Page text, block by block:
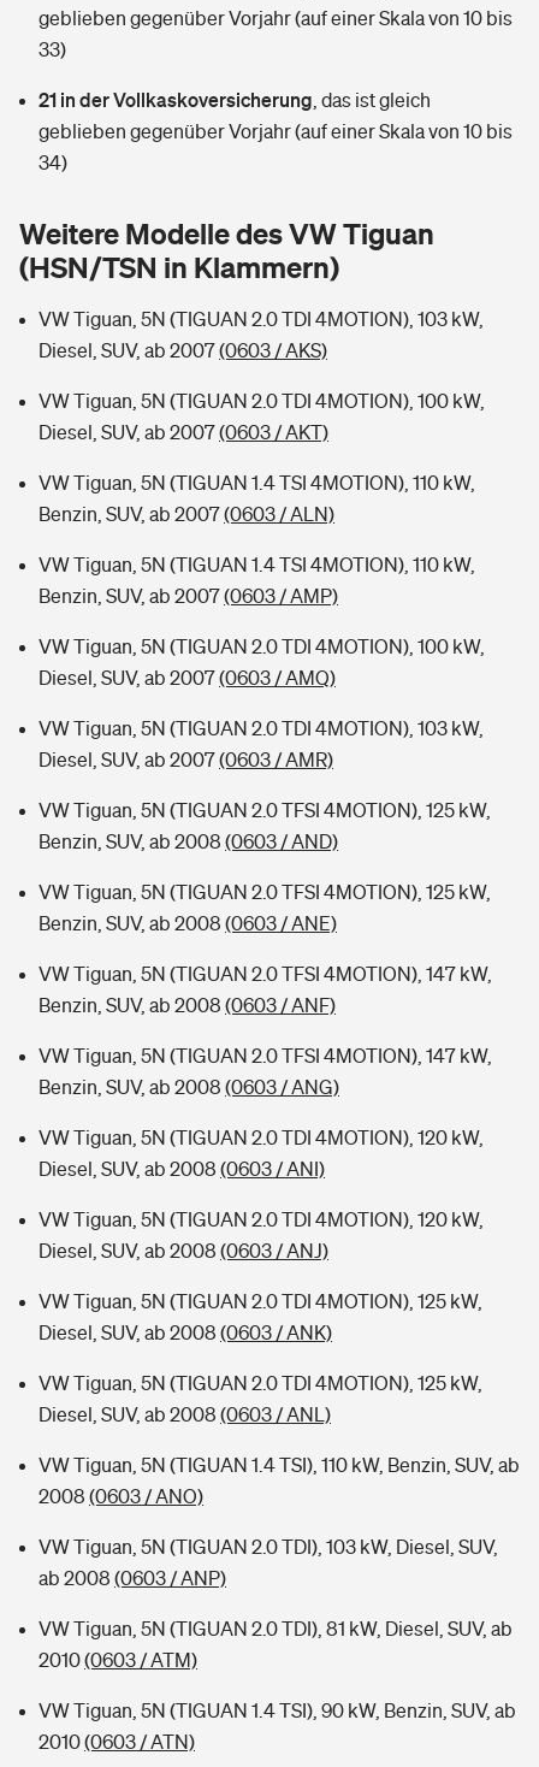
Zur Übersicht
Tools
Wer versichert was: Jetzt Versicherer finden
Sie haben Fragen?
Hundehalter-Haftpflicht
Handyversicherung
Musikinstrumentenversicherung
Zur Übersicht
Kinderunfall-Check: Mehr Sicherheit für deine Kids
Typklassen: So ist Ihr Auto eingestuft
Tools
Wer versichert was: Jetzt Versicherer finden
Sie haben Fragen?
Rentenrechner: Wie viel Geld bekomme ich im Alter?
geblieben gegenüber Vorjahr (auf einer Skala von 10 bis
33)
21 in der Vollkaskoversicherung das ist gleich
geblieben gegenüber Vorjahr (auf einer Skala von 10 bis
34)
Weitere Modelle des VW Tiguan
(HSN/TSN in Klammern)
VW Tiguan, 5N (TIGUAN 2.0 TDI 4MOTION), 103 kW,
Diesel, SUV, ab 2007(0603 / AKS)
VW Tiguan, 5N (TIGUAN 2.0 TDI 4MOTION), 100 kW,
Diesel, SUV, ab 2007(0603 / AKT)
VW Tiguan, 5N (TIGUAN 1.4 TSI 4MOTION), 110 kW,
Benzin, SUV, ab 2007(0603 / ALN)
VW Tiguan, 5N (TIGUAN 1.4 TSI 4MOTION), 110 kW,
Benzin, SUV, ab 2007(0603 / AMP)
VW Tiguan, 5N (TIGUAN 2.0 TDI 4MOTION), 100 kW,
Diesel, SUV, ab 2007(0603 / AMQ)
VW Tiguan, 5N (TIGUAN 2.0 TDI 4MOTION), 103 kW,
Diesel, SUV, ab 2007(0603 / AMR)
VW Tiguan, 5N (TIGUAN 2.0 TFSI 4MOTION), 125 kW,
Benzin, SUV, ab 2008 (0603 / AND)
VW Tiguan, 5N (TIGUAN 2.0 TFSI 4MOTION), 125 kW,
Benzin, SUV, ab 2008 (0603 / ANE)
VW Tiguan, 5N (TIGUAN 2.0 TFSI 4MOTION), 147 kW,
Benzin, SUV, ab 2008 (0603 / ANF)
VW Tiguan, 5N (TIGUAN 2.0 TFSI 4MOTION), 147 kW,
Benzin, SUV, ab 2008 (0603 / ANG)
VW Tiguan, 5N (TIGUAN 2.0 TDI 4MOTION), 120 kW,
Diesel, SUV, ab 2008 (0603 / ANI)
VW Tiguan, 5N (TIGUAN 2.0 TDI 4MOTION), 120 kW,
Diesel, SUV, ab 2008 (0603 / ANJ)
VW Tiguan, 5N (TIGUAN 2.0 TDI 4MOTION), 125 kW,
Diesel, SUV, ab 2008 (0603 / ANK)
VW Tiguan, 5N (TIGUAN 2.0 TDI 4MOTION), 125 kW,
Diesel, SUV, ab 2008 (0603 / ANL)
VW Tiguan, 5N (TIGUAN 1.4 TSI), 110 kW, Benzin, SUV, ab
2008 (0603 / ANO)
VW Tiguan, 5N (TIGUAN 2.0 TDI), 103 kW, Diesel, SUV,
ab 2008 (0603 / ANP)
VW Tiguan, 5N (TIGUAN 2.0 TDI), 81 kW, Diesel, SUV, ab
2010(0603 / ATM)
VW Tiguan, 5N (TIGUAN 1.4 TSI), 90 kW, Benzin, SUV, ab
2010(0603 / ATN)